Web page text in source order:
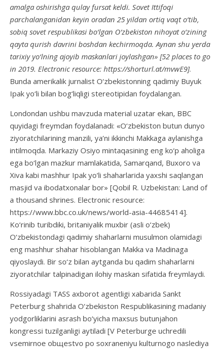
amalga oshirishga qulay fursat keldi. Sovet Ittifoqi
parchalanganidan keyin oradan 25 yildan ortiq vaqt o‘tib,
sobiq sovet respublikasi bo‘lgan O‘zbekiston nihoyat o‘zining
qayta qurish davrini boshdan kechirmoqda. Aynan shu yerda
tarixiy yo‘lning ajoyib maskanlari joylashgan» [52 places to go
in 2019. Electronic resource: https://shorturl.at/mvwE9].
Bunda amerikalik jurnalist O‘zbekistonning qadimiy Buyuk
Ipak yo‘li bilan bog‘liqligi stereotipidan foydalangan.
Londondan ushbu mavzuda material uzatar ekan, BBC
quyidagi freymdan foydalanadi: «O‘zbekiston butun dunyo
ziyoratchilarining manzili, ya’ni ikkinchi Makkaga aylanishga
intilmoqda. Markaziy Osiyo mintaqasining eng ko‘p aholiga
ega bo‘lgan mazkur mamlakatida, Samarqand, Buxoro va
Xiva kabi mashhur Ipak yo‘li shaharlarida yaxshi saqlangan
masjid va ibodatxonalar bor» [Qobil R. Uzbekistan: Land of
a thousand shrines. Electronic resource:
https://www.bbc.co.uk/news/world-asia-44685414].
Ko‘rinib turibdiki, britaniyalik muxbir (asli o‘zbek)
O‘zbekistondagi qadimiy shaharlarni musulmon olamidagi
eng mashhur shahar hisoblangan Makka va Madinaga
qiyoslaydi. Bir so‘z bilan aytganda bu qadim shaharlarni
ziyoratchilar talpinadigan ilohiy maskan sifatida freymlaydi.
Rossiyadagi TASS axborot agentligi xabarida Sankt
Peterburg shahrida O‘zbekiston Respublikasining madaniy
yodgorliklarini asrash bo‘yicha maxsus butunjahon
kongressi tuzilganligi aytiladi [V Peterburge uchredili
vsemirnoe obщestvo po soxraneniyu kulturnogo naslediya